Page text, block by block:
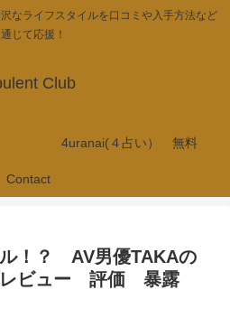
なライフスタイルを口コミや入手方法など
じて応援！
Club
4uranai(４占い） 無料
Contact
ル！？ AV男優TAKAの
レビュー 評価 暴露